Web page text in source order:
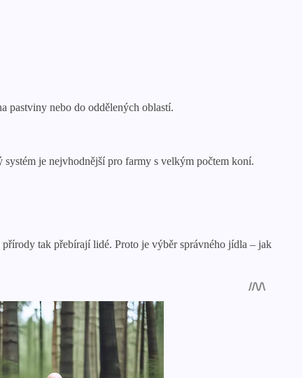
pastviny nebo do oddělených oblastí.
je nejvhodnější pro farmy s velkým počtem koní.
tak přebírají lidé. Proto je výběr správného jídla – jak